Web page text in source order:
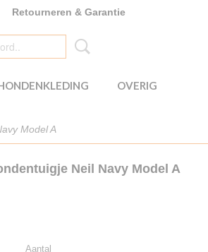
Retourneren & Garantie
OVERIG
Model A
Neil Navy Model A
Aantal